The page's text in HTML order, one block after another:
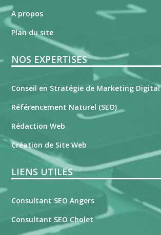
A propos
Plan du site
NOS EXPERTISES
Conseil en Stratégie de Marketing Digital
Référencement Naturel (SEO)
Rédaction Web
Création de Site Web
LIENS UTILES
Consultant SEO Angers
Consultant SEO Cholet